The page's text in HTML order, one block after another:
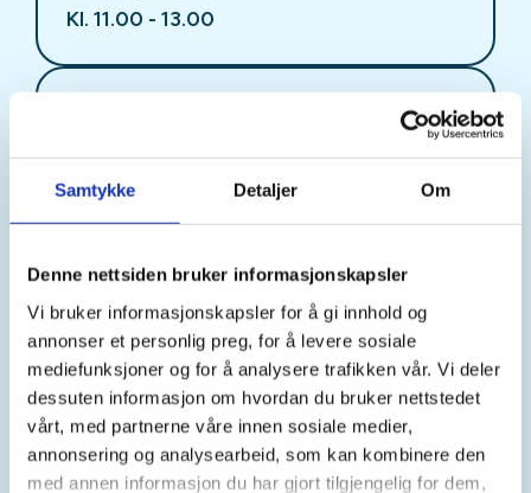
Samtykke Detaljer Om
Denne nettsiden bruker informasjonskapsler
Vi bruker informasjonskapsler for å gi innhold og
annonser et personlig preg, for å levere sosiale
mediefunksjoner og for å analysere trafikken vår. Vi deler
dessuten informasjon om hvordan du bruker nettstedet
vårt, med partnerne våre innen sosiale medier,
annonsering og analysearbeid, som kan kombinere den
med annen informasjon du har gjort tilgjengelig for dem,
Kl. 11.00 - 13.00
Bærum Turlag
+47+913+17+328
kaare.smeland@altiboxmail.no
Bli med på en lett og hyggelig tur i nærområdet på
Rykkinn!